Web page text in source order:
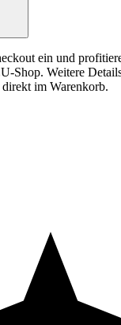
ein und
Shop. Weitere
im Warenkorb.